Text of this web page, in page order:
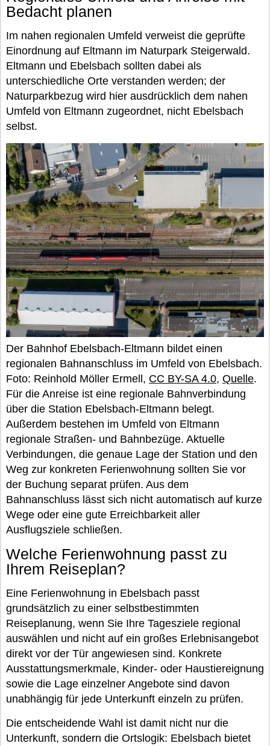
Bedacht planen
Im nahen regionalen Umfeld verweist die geprüfte
Einordnung auf Eltmann im Naturpark Steigerwald.
Eltmann und Ebelsbach sollten dabei als
unterschiedliche Orte verstanden werden; der
Naturparkbezug wird hier ausdrücklich dem nahen
Umfeld von Eltmann zugeordnet, nicht Ebelsbach
selbst.
Der Bahnhof Ebelsbach-Eltmann bildet einen
regionalen Bahnanschluss im Umfeld von Ebelsbach.
Foto: Reinhold Möller Ermell, CC BY-SA 4.0, Quelle.
Für die Anreise ist eine regionale Bahnverbindung
über die Station Ebelsbach-Eltmann belegt.
Außerdem bestehen im Umfeld von Eltmann
regionale Straßen- und Bahnbezüge. Aktuelle
Verbindungen, die genaue Lage der Station und den
Weg zur konkreten Ferienwohnung sollten Sie vor
der Buchung separat prüfen. Aus dem
Bahnanschluss lässt sich nicht automatisch auf kurze
Wege oder eine gute Erreichbarkeit aller
Ausflugsziele schließen.
Welche Ferienwohnung passt zu
Ihrem Reiseplan?
Eine Ferienwohnung in Ebelsbach passt
grundsätzlich zu einer selbstbestimmten
Reiseplanung, wenn Sie Ihre Tagesziele regional
auswählen und nicht auf ein großes Erlebnisangebot
direkt vor der Tür angewiesen sind. Konkrete
Ausstattungsmerkmale, Kinder- oder Haustiereignung
sowie die Lage einzelner Angebote sind davon
unabhängig für jede Unterkunft einzeln zu prüfen.
Die entscheidende Wahl ist damit nicht nur die
Unterkunft, sondern die Ortslogik: Ebelsbach bietet